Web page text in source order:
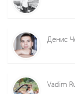
Денис
Vadim